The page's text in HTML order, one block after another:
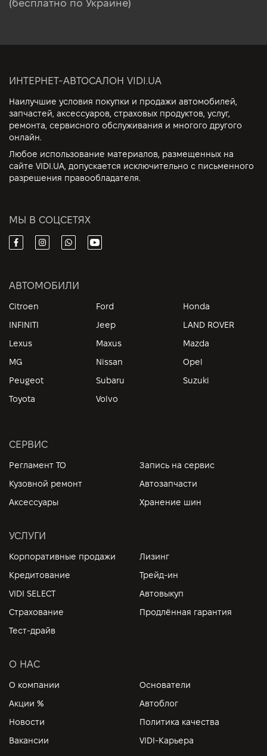
(бесплатно по Украине)
ИНТЕРНЕТ-АВТОСАЛОН VIDI.UA
Наилучшие условия покупки и продажи автомобилей,
запчастей, аксессуаров, страховых продуктов, услуг,
ремонта, сервисного обслуживания и многого другого
онлайн.
Любое использование материалов, размещенных на
сайте VIDI.UA, допускается исключительно с письменного
разрешения правообладателя.
МЫ В СОЦСЕТЯХ
АВТОМОБИЛИ
Citroen Ford
Honda
INFINITI
Jeep
LAND ROVER
Lexus
Maxus
Mazda
MG
Nissan
Opel
Peugeot
Subaru
Suzuki
Toyota
Volvo
СЕРВИС
Регламент ТО
Запись на сервис
Кузовной ремонт
Автозапчасти
Аксессуары
Хранение шин
УСЛУГИ
Корпоративные продажи
Лизинг
Кредитование
Трейд-ин
VIDI SELECT
Автовыкуп
Страхование
Продлённая гарантия
Тест-драйв
О НАС
О компании
Основатели
Акции %
Автоблог
Новости
Политика качества
Вакансии
VIDI-Карьера